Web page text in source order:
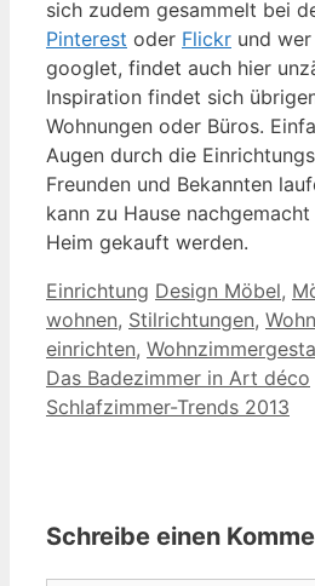
sich zudem gesammelt bei
Pinterest oder Flickr und wer
googlet, findet auch hier
Inspiration findet sich
Wohnungen oder Büros.
Augen durch die
Freunden und Bekannten
kann zu Hause nachgemacht
Heim gekauft werden.
Kategorien
Einrichtung Schlagwörter
Design Möbel,
wohnen, Stilrichtungen,
einrichten,
Das Badezimmer in Art déco
Schlafzimmer-Trends 2013
Schreibe einen